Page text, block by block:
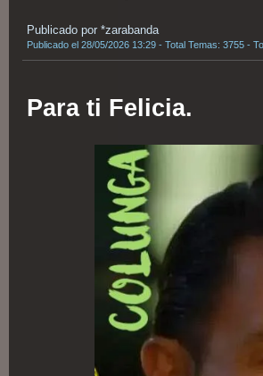
Publicado por *zarabanda
Publicado el 28/05/2026 13:29 - Total Temas: 3755 -
Para ti Felicia.